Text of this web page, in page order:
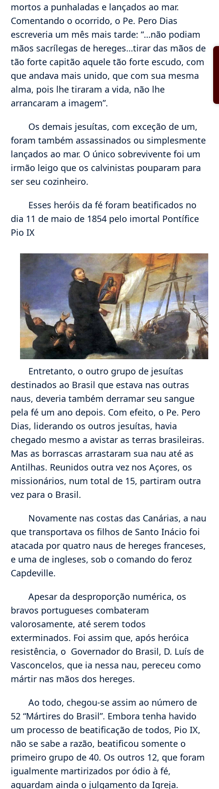
mortos a punhaladas e lançados ao mar.
Comentando o ocorrido, o Pe. Pero Dias
escreveria um mês mais tarde: “…não podiam
mãos sacrílegas de hereges…tirar das mãos de
tão forte capitão aquele tão forte escudo, com
que andava mais unido, que com sua mesma
alma, pois lhe tiraram a vida, não lhe
arrancaram a imagem”.
Os demais jesuítas, com exceção de um,
foram também assassinados ou simplesmente
lançados ao mar. O único sobrevivente foi um
irmão leigo que os calvinistas pouparam para
ser seu cozinheiro.
Esses heróis da fé foram beatificados no
dia 11 de maio de 1854 pelo imortal Pontífice
Pio IX
Entretanto, o outro grupo de jesuítas
destinados ao Brasil que estava nas outras
naus, deveria também derramar seu sangue
pela fé um ano depois. Com efeito, o Pe. Pero
Dias, liderando os outros jesuítas, havia
chegado mesmo a avistar as terras brasileiras.
Mas as borrascas arrastaram sua nau até as
Antilhas. Reunidos outra vez nos Açores, os
missionários, num total de 15, partiram outra
vez para o Brasil.
Novamente nas costas das Canárias, a nau
que transportava os filhos de Santo Inácio foi
atacada por quatro naus de hereges franceses,
e uma de ingleses, sob o comando do feroz
Capdeville.
Apesar da desproporção numérica, os
bravos portugueses combateram
valorosamente, até serem todos
exterminados. Foi assim que, após heróica
resistência, o Governador do Brasil, D. Luís de
Vasconcelos, que ia nessa nau, pereceu como
mártir nas mãos dos hereges.
Ao todo, chegou-se assim ao número de
52 “Mártires do Brasil”. Embora tenha havido
um processo de beatificação de todos, Pio IX,
não se sabe a razão, beatificou somente o
primeiro grupo de 40. Os outros 12, que foram
igualmente martirizados por ódio à fé,
aguardam ainda o julgamento da Igreja.